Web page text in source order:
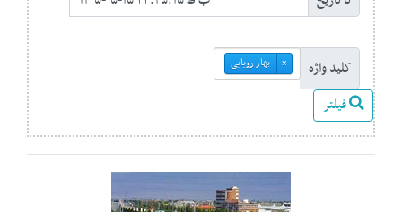
کلید واژه بهار رویایی ×
فیلتر